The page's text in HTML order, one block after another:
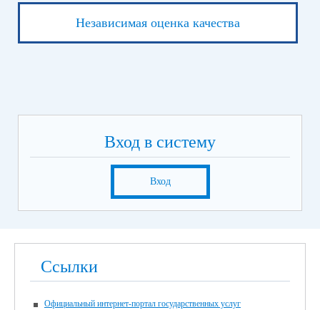
Независимая оценка качества
Вход в систему
Вход
Ссылки
Официальный интернет-портал государственных услуг